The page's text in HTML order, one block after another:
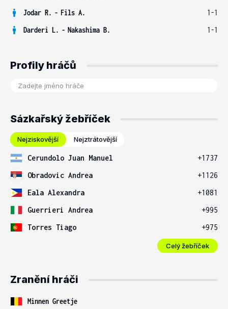
Jodar R. - Fils A.
1-1
Darderi L. - Nakashima B. 1-1
Profily hráčů
Sázkařský žebříček
Nejziskovější Nejztrátovější
Cerundolo Juan Manuel
+1737
Obradovic Andrea
+1126
Eala Alexandra
+1081
Guerrieri Andrea
+995
Torres Tiago
+975
Celý žebříček
Zranění hráči
Minnen Greetje